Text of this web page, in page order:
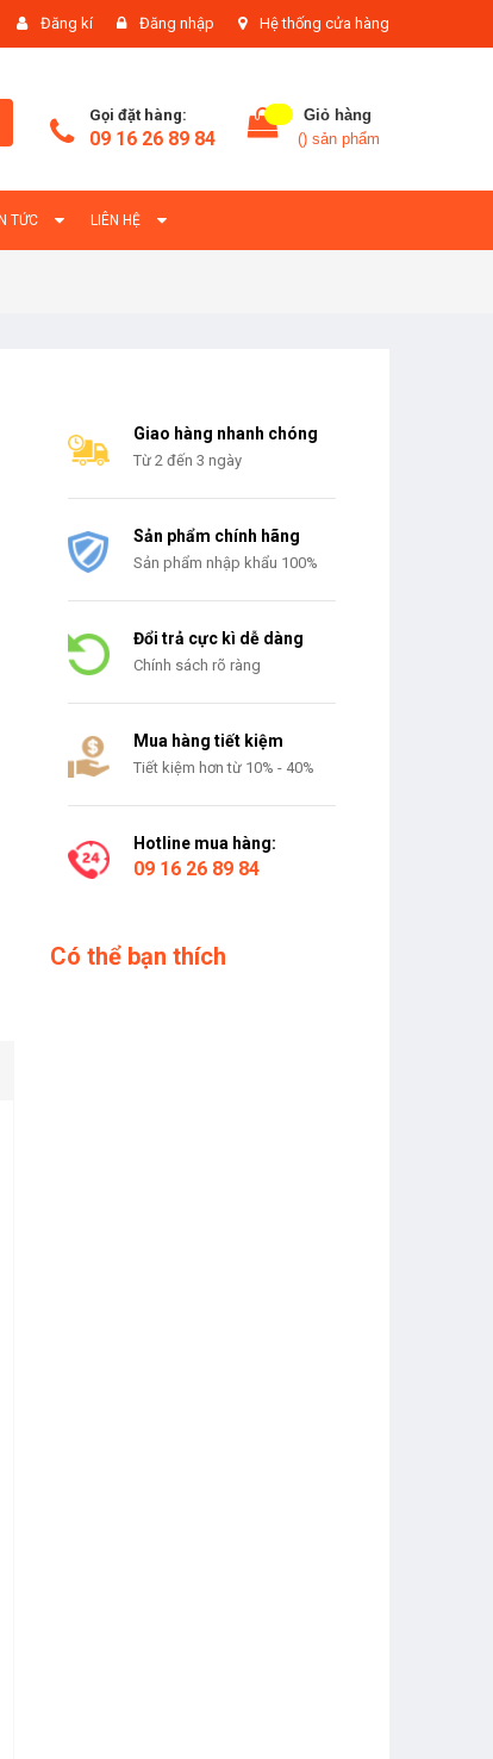
Đăng kí Đăng nhập Hệ thống cửa hàng
Gọi đặt hàng:
09 16 26 89 84
Giỏ hàng
() sản phẩm
TỨC LIÊN HỆ
Giao hàng nhanh chóng
Từ 2 đến 3 ngày
Sản phẩm chính hãng
Sản phẩm nhập khẩu 100%
Đổi trả cực kì dễ dàng
Chính sách rõ ràng
Mua hàng tiết kiệm
Tiết kiệm hơn từ 10% - 40%
Hotline mua hàng:
09 16 26 89 84
Có thể bạn thích